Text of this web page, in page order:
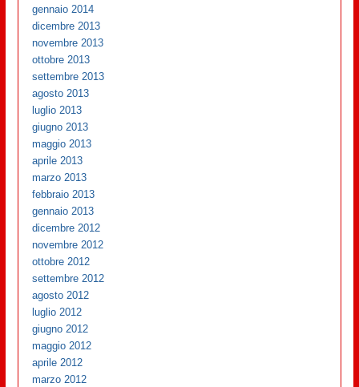
gennaio 2014
dicembre 2013
novembre 2013
ottobre 2013
settembre 2013
agosto 2013
luglio 2013
giugno 2013
maggio 2013
aprile 2013
marzo 2013
febbraio 2013
gennaio 2013
dicembre 2012
novembre 2012
ottobre 2012
settembre 2012
agosto 2012
luglio 2012
giugno 2012
maggio 2012
aprile 2012
marzo 2012